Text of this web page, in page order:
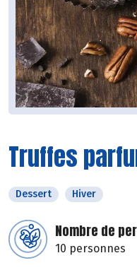
Truffes
Dessert Hiver
Nombre de
10 personnes